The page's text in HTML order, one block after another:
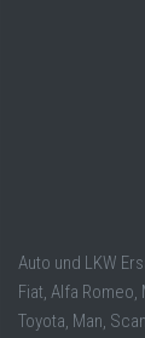
Auto und LKW
Fiat, Alfa
Toyota, Man,